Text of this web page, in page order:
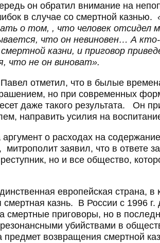
он обратил внимание на
в случае со смертной казнью.
о том, , что человек отсидел
что он невиновен… А
казни, и приговор
что не он виноват».
отметил, что в былые
но при современных
даже такого результата. Он
направить усилия на
о расходах на
митрополит заявил, что в ответе
но и все общество,
европейская страна, в
смертная казнь. В России с 1996 г.
смертные приговоры, но в
убийствами в
предмет возвращения смертной